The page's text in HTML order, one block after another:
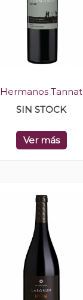
Hermanos Tannat
SIN STOCK
Ver más